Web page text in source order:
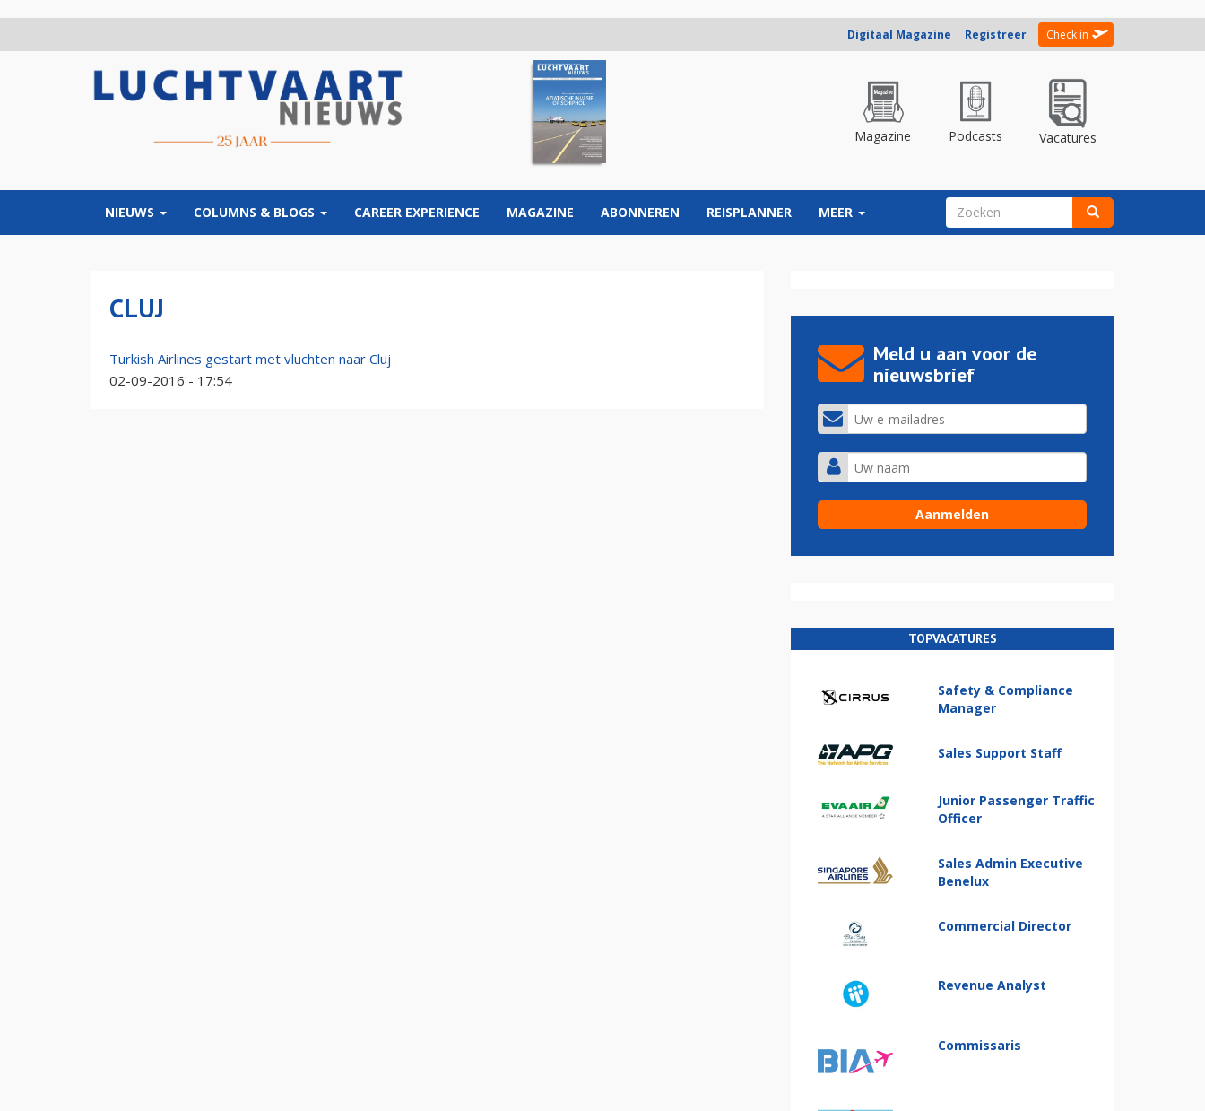
Digitaal Magazine Registreer Check in
Magazine Podcasts Vacatures
NIEUWS COLUMNS & BLOGS CAREER EXPERIENCE MAGAZINE ABONNEREN REISPLANNER MEER ZOEKVELD
CLUJ
Turkish Airlines gestart met vluchten naar Cluj
02-09-2016 - 17:54
Meld u aan voor de
nieuwsbrief
TOPVACATURES
Safety & Compliance
Manager
Sales Support Staff
Junior Passenger Traffic
Officer
Sales Admin Executive
Benelux
Commercial Director
Revenue Analyst
Commissaris